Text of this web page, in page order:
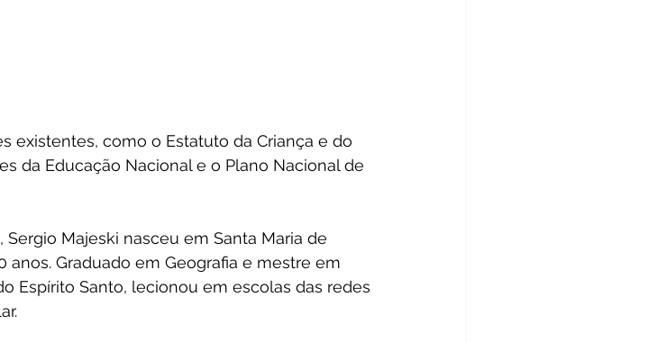
existentes, como o Estatuto da Criança e do
da Educação Nacional e o Plano Nacional de
Majeski nasceu em Santa Maria de
anos. Graduado em Geografia e mestre em
Espírito Santo, lecionou em escolas das redes